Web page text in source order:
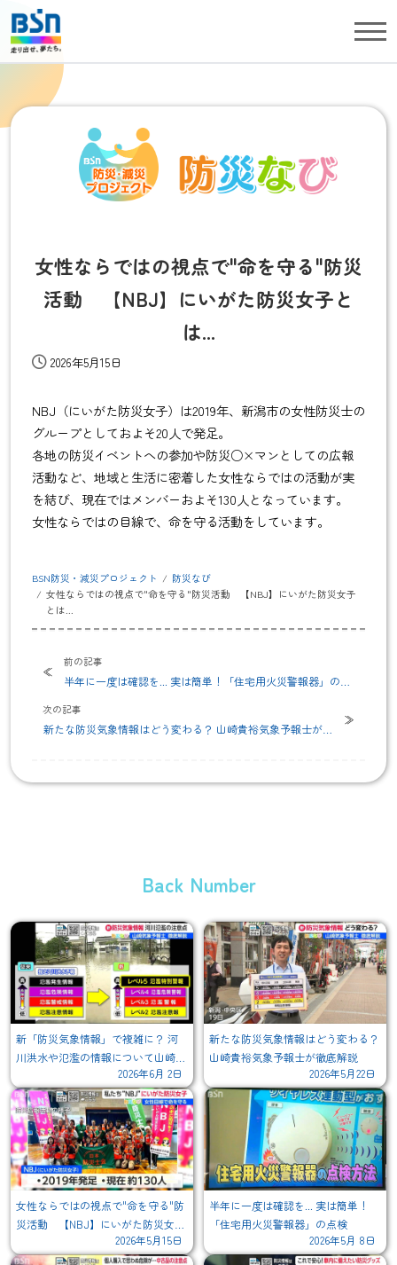
女性ならではの視点で"命を守る"防災
活動 【NBJ】にいがた防災女子と
は...
2026年5月15日
NBJ（にいがた防災女子）は2019年、新潟市の女性防災士の
グループとしておよそ20人で発足。
各地の防災イベントへの参加や防災○×マンとしての広報
活動など、地域と生活に密着した女性ならではの活動が実
を結び、現在ではメンバーおよそ130人となっています。
女性ならではの目線で、命を守る活動をしています。
BSN防災・減災プロジェクト
防災なび
女性ならではの視点で"命を守る"防災活動 【NBJ】にいがた防災女子
とは...
前の記事
半年に一度は確認を... 実は簡単！「住宅用火災警報器」の点
次の記事
新たな防災気象情報はどう変わる？ 山崎貴裕気象予報士が徹
Back Number
新「防災気象情報」で複雑に？ 河
川洪水や氾濫の情報について山崎貴
裕気象予報士が徹底解説2026年6月 2日
新たな防災気象情報はどう変わる？
山崎貴裕気象予報士が徹底解説
2026年5月22日
女性ならではの視点で"命を守る"防
災活動 【NBJ】にいがた防災女子
2026年5月15日
半年に一度は確認を... 実は簡単！
「住宅用火災警報器」の点検
2026年5月 8日